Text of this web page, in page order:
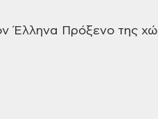
Έλληνα Πρόξενο της